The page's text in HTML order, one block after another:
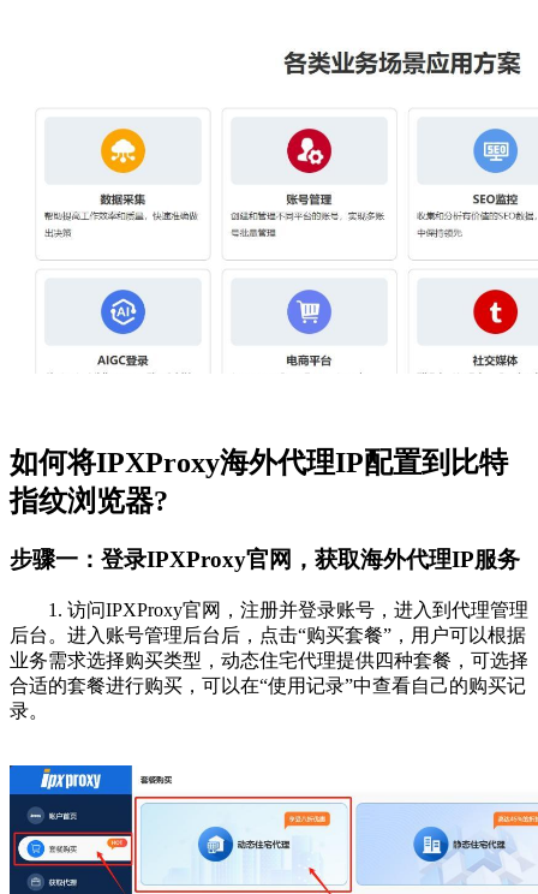
如何将IPXProxy海外代理IP配置到比特
指纹浏览器?
步骤一：登录IPXProxy官网，获取海外代理IP服务
1. 访问IPXProxy官网，注册并登录账号，进入到代理管理
后台。进入账号管理后台后，点击“购买套餐”，用户可以根据
业务需求选择购买类型，动态住宅代理提供四种套餐，可选择
合适的套餐进行购买，可以在“使用记录”中查看自己的购买记
录。